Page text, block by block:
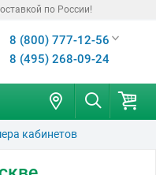
по России!
8 (800) 777-12-56
8 (495) 268-09-24
кабинетов